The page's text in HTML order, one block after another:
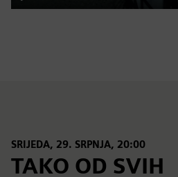
Play
SRIJEDA, 29. SRPNJA, 20:00
TAKO OD SVIH